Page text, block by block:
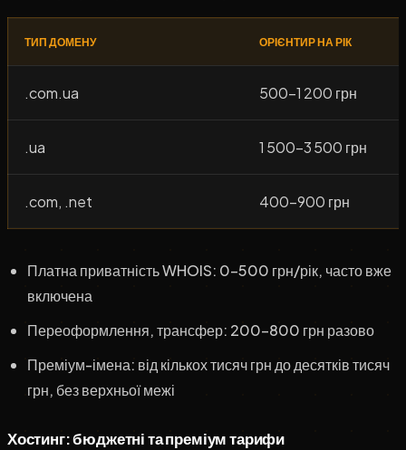
ТИП ДОМЕНУ ОРІЄНТИР НА РІК
.com.ua 500–1 200 грн
.ua 1 500–3 500 грн
.com, .net 400–900 грн
Платна приватність WHOIS: 0–500 грн/рік, часто вже
включена
Переоформлення, трансфер: 200–800 грн разово
Преміум-імена: від кількох тисяч грн до десятків тисяч
грн, без верхньої межі
Хостинг: бюджетні та преміум тарифи